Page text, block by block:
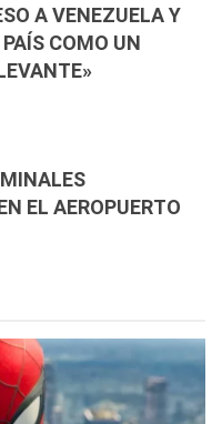
A VENEZUELA Y
COMO UN
EL AEROPUERTO